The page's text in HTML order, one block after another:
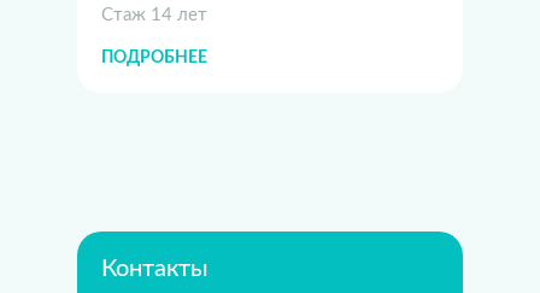
Стаж 14 лет
ПОДРОБНЕЕ
Контакты